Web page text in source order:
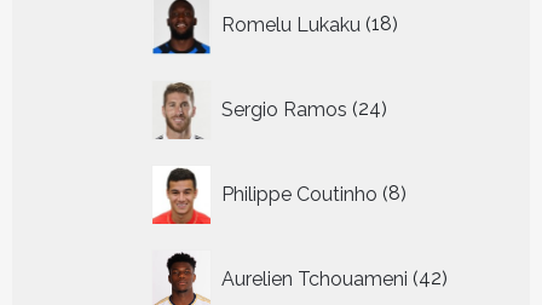
Romelu Lukaku 18
producten
Sergio Ramos 24
producten
Philippe Coutinho 8
producten
Aurelien Tchouameni 42
producten